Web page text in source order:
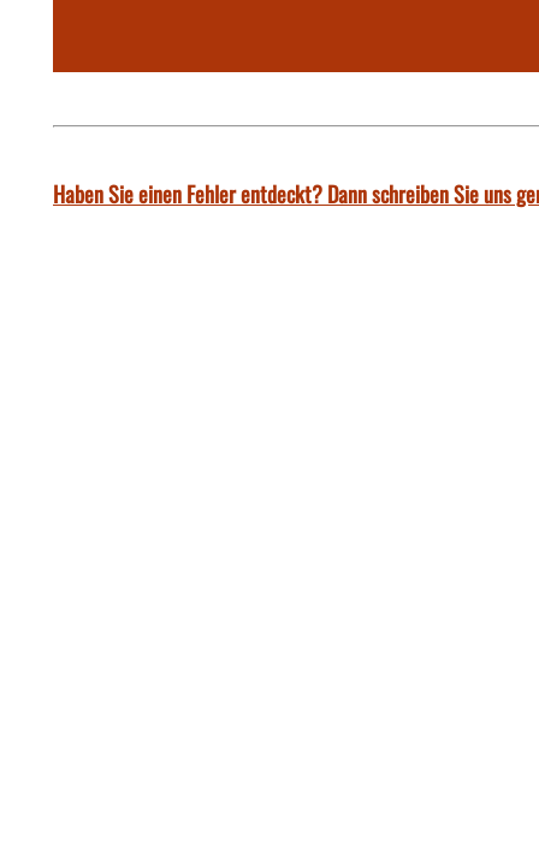
Haben Sie einen Fehler entdeckt? Dann schreiben Sie uns